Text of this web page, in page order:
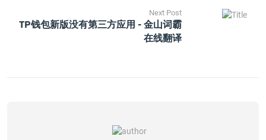
Next Post
TP钱包新版没有第三方应用 - 金山词霸
在线翻译